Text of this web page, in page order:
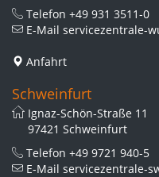
Telefon +49 931 3511-0
E-Mail servicezentrale-
Anfahrt
Schweinfurt
Ignaz-Schön-Straße 11
97421 Schweinfurt
Telefon +49 9721 940-5
E-Mail servicezentrale-